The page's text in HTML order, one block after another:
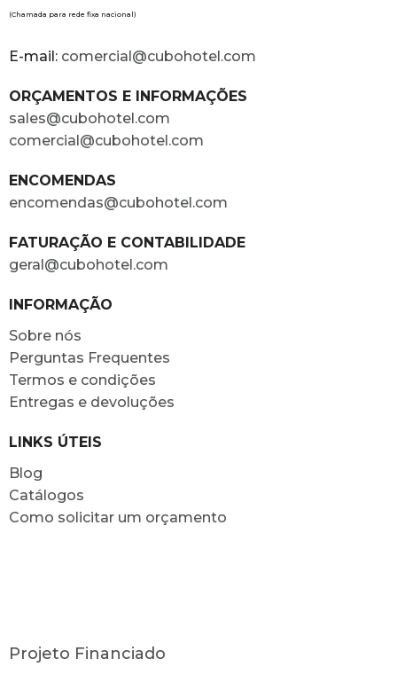
(Chamada para rede fixa nacional)
E-mail: comercial@cubohotel.com
ORÇAMENTOS E INFORMAÇÕES
sales@cubohotel.com
comercial@cubohotel.com
ENCOMENDAS
encomendas@cubohotel.com
FATURAÇÃO E CONTABILIDADE
geral@cubohotel.com
INFORMAÇÃO
Sobre nós
Perguntas Frequentes
Termos e condições
Entregas e devoluções
LINKS ÚTEIS
Blog
Catálogos
Como solicitar um orçamento
Projeto Financiado